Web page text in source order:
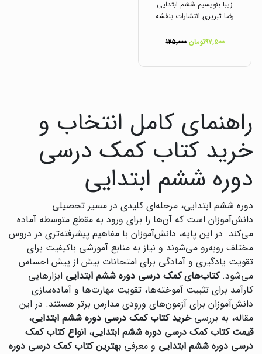
زیبا بنویسیم ششم ابتدایی
رضا تبریزی انتشارات بنفشه
۹۷,۵۰۰تومان ۱۲۵,۰۰۰
راهنمای کامل انتخاب و
خرید کتاب کمک درسی
دوره ششم ابتدایی
دوره ششم ابتدایی، مرحله‌ای کلیدی در مسیر تحصیلی
دانش‌آموزان است که آن‌ها را برای ورود به مقطع متوسطه آماده
می‌کند. در این پایه، دانش‌آموزان با مفاهیم پیشرفته‌تری در دروس
مختلف روبه‌رو می‌شوند و نیاز به منابع آموزشی باکیفیت برای
تقویت یادگیری و آمادگی برای امتحانات بیش از پیش احساس
می‌شود.کتاب‌های کمک درسی دوره ششم ابتدایی ابزارهایی
کارآمد برای تثبیت آموخته‌ها، تقویت مهارت‌ها و آماده‌سازی
دانش‌آموزان برای آزمون‌های ورودی مدارس برتر هستند. در این
مقاله، به بررسیخرید کتاب کمک درسی دوره ششم ابتدایی،
قیمت کتاب کمک درسی دوره ششم ابتدایی، انواع کتاب کمک
درسی دوره ششم ابتدایی و معرفی بهترین کتاب کمک درسی دوره